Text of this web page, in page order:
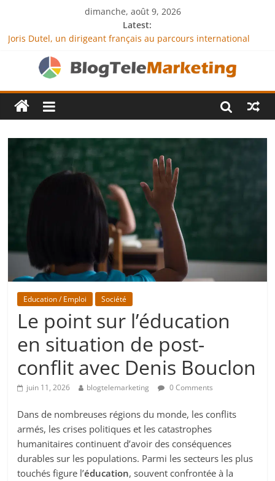
dimanche, août 9, 2026
Latest:
Joris Dutel, un dirigeant français au parcours international
Agria Assurance Animaux : comment l’entreprise se
démarque-t-elle de la concurrence ?
JCA Academy : l’excellence au service de l’indépendance
financière
Denis Bouclon : la diplomatie éducative comme moteur de
Next Terra International : des solutions logistiques au service
du commerce international
Education / Emploi Société
Le point sur l’éducation
en situation de post-
conflit avec Denis Bouclon
juin 11, 2026 blogtelemarketing 0 Comments
Dans de nombreuses régions du monde, les conflits
armés, les crises politiques et les catastrophes
humanitaires continuent d’avoir des conséquences
durables sur les populations. Parmi les secteurs les plus
touchés figure l’éducation, souvent confrontée à la